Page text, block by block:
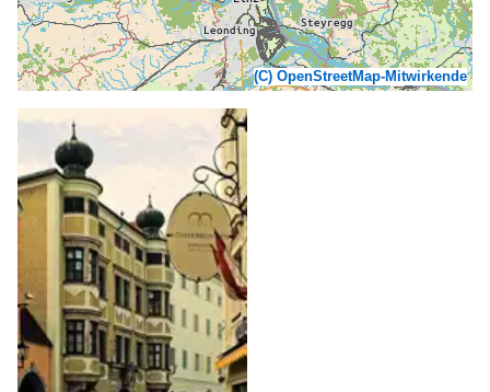
(C) OpenStreetMap-Mitwirkende